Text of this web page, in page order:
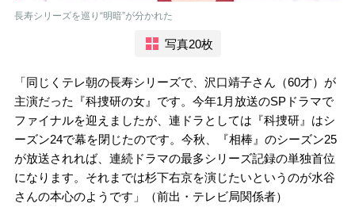
長寿シリーズを巡り“明暗”が分かれた
写真20枚
「同じくテレ朝の長寿シリーズで、沢口靖子さん（60才）が
主演だった『科捜研の女』です。今年1月放送のSPドラマで
ファイナルを迎えましたが、連ドラとしては『科捜研』はシ
ーズン24で幕を閉じたのです。今秋、『相棒』のシーズン25
が放送されれば、連続ドラマの最多シリーズ記録の単独首位
になります。それまでは杉下右京を演じたいというのが水谷
さんの本心のようです」（前出・テレビ局関係者）